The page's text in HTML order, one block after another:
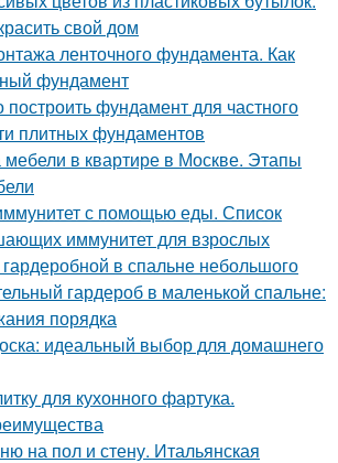
свой дом
ленточного фундамента. Как
фундамент
построить фундамент для частного
плитных фундаментов
мебели в квартире в Москве. Этапы
с помощью еды. Список
иммунитет для взрослых
в спальне небольшого
гардероб в маленькой спальне:
порядка
идеальный выбор для домашнего
для кухонного фартука.
на пол и стену. Итальянская